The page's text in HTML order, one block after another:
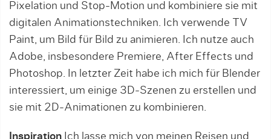
Pixelation und Stop-Motion und kombiniere sie mit
digitalen Animationstechniken. Ich verwende TV
Paint, um Bild für Bild zu animieren. Ich nutze auch
Adobe, insbesondere Premiere, After Effects und
Photoshop. In letzter Zeit habe ich mich für Blender
interessiert, um einige 3D-Szenen zu erstellen und
sie mit 2D-Animationen zu kombinieren.
Inspiration Ich lasse mich von meinen Reisen und